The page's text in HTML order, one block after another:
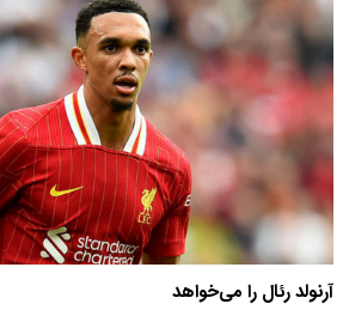
آرنولد رئال را می‌خواهد